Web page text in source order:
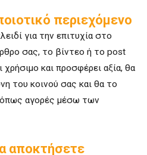
περιεχόμενο
για την επιτυχία στο
σας, το βίντεο ή το post
και προσφέρει αξία, θα
του κοινού σας και θα το
όπως αγορές μέσω των
αποκτήσετε